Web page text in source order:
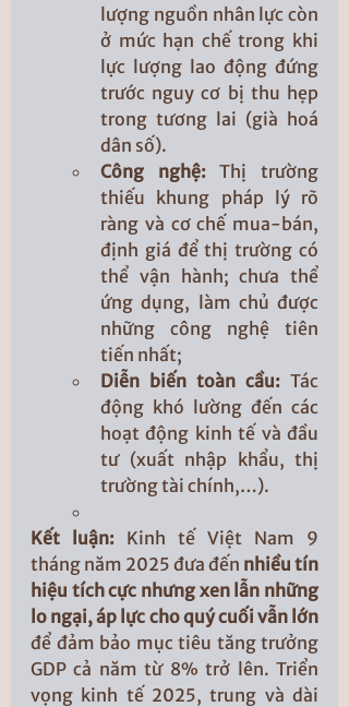
lượng nguồn nhân lực còn
ở mức hạn chế trong khi
lực lượng lao động đứng
trước nguy cơ bị thu hẹp
trong tương lai (già hoá
dân số).
Công nghệ: Thị trường
thiếu khung pháp lý rõ
ràng và cơ chế mua-bán,
định giá để thị trường có
thể vận hành; chưa thể
ứng dụng, làm chủ được
những công nghệ tiên
tiến nhất;
Diễn biến toàn cầu: Tác
động khó lường đến các
hoạt động kinh tế và đầu
tư (xuất nhập khẩu, thị
trường tài chính,…).
Kết luận: Kinh tế Việt Nam 9
tháng năm 2025 đưa đến nhiều tín
hiệu tích cực nhưng xen lẫn những
để đảm bảo mục tiêu tăng trưởng
GDP cả năm từ 8% trở lên. Triển
vọng kinh tế 2025, trung và dài